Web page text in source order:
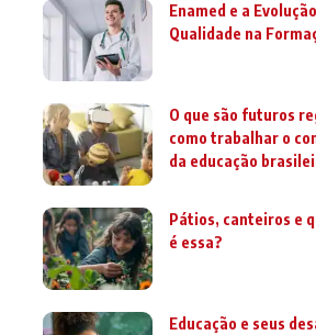
Enamed e a
Qualidade na
O que são futuros
como trabalhar o
da educação
Pátios, canteiros e
é essa?
Educação e seus